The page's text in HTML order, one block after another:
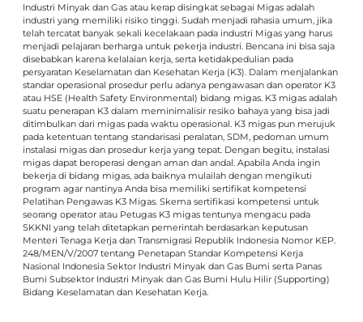
Industri Minyak dan Gas atau kerap disingkat sebagai Migas adalah
industri yang memiliki risiko tinggi. Sudah menjadi rahasia umum, jika
telah tercatat banyak sekali kecelakaan pada industri Migas yang harus
menjadi pelajaran berharga untuk pekerja industri. Bencana ini bisa saja
disebabkan karena kelalaian kerja, serta ketidakpedulian pada
persyaratan Keselamatan dan Kesehatan Kerja (K3). Dalam menjalankan
standar operasional prosedur perlu adanya pengawasan dan operator K3
atau HSE (Health Safety Environmental) bidang migas. K3 migas adalah
suatu penerapan K3 dalam meminimalisir resiko bahaya yang bisa jadi
ditimbulkan dari migas pada waktu operasional. K3 migas pun merujuk
pada ketentuan tentang standarisasi peralatan, SDM, pedoman umum
instalasi migas dan prosedur kerja yang tepat. Dengan begitu, instalasi
migas dapat beroperasi dengan aman dan andal. Apabila Anda ingin
bekerja di bidang migas, ada baiknya mulailah dengan mengikuti
program agar nantinya Anda bisa memiliki sertifikat kompetensi
Pelatihan Pengawas K3 Migas. Skema sertifikasi kompetensi untuk
seorang operator atau Petugas K3 migas tentunya mengacu pada
SKKNI yang telah ditetapkan pemerintah berdasarkan keputusan
Menteri Tenaga Kerja dan Transmigrasi Republik Indonesia Nomor KEP.
248/MEN/V/2007 tentang Penetapan Standar Kompetensi Kerja
Nasional Indonesia Sektor Industri Minyak dan Gas Bumi serta Panas
Bumi Subsektor Industri Minyak dan Gas Bumi Hulu Hilir (Supporting)
Bidang Keselamatan dan Kesehatan Kerja.